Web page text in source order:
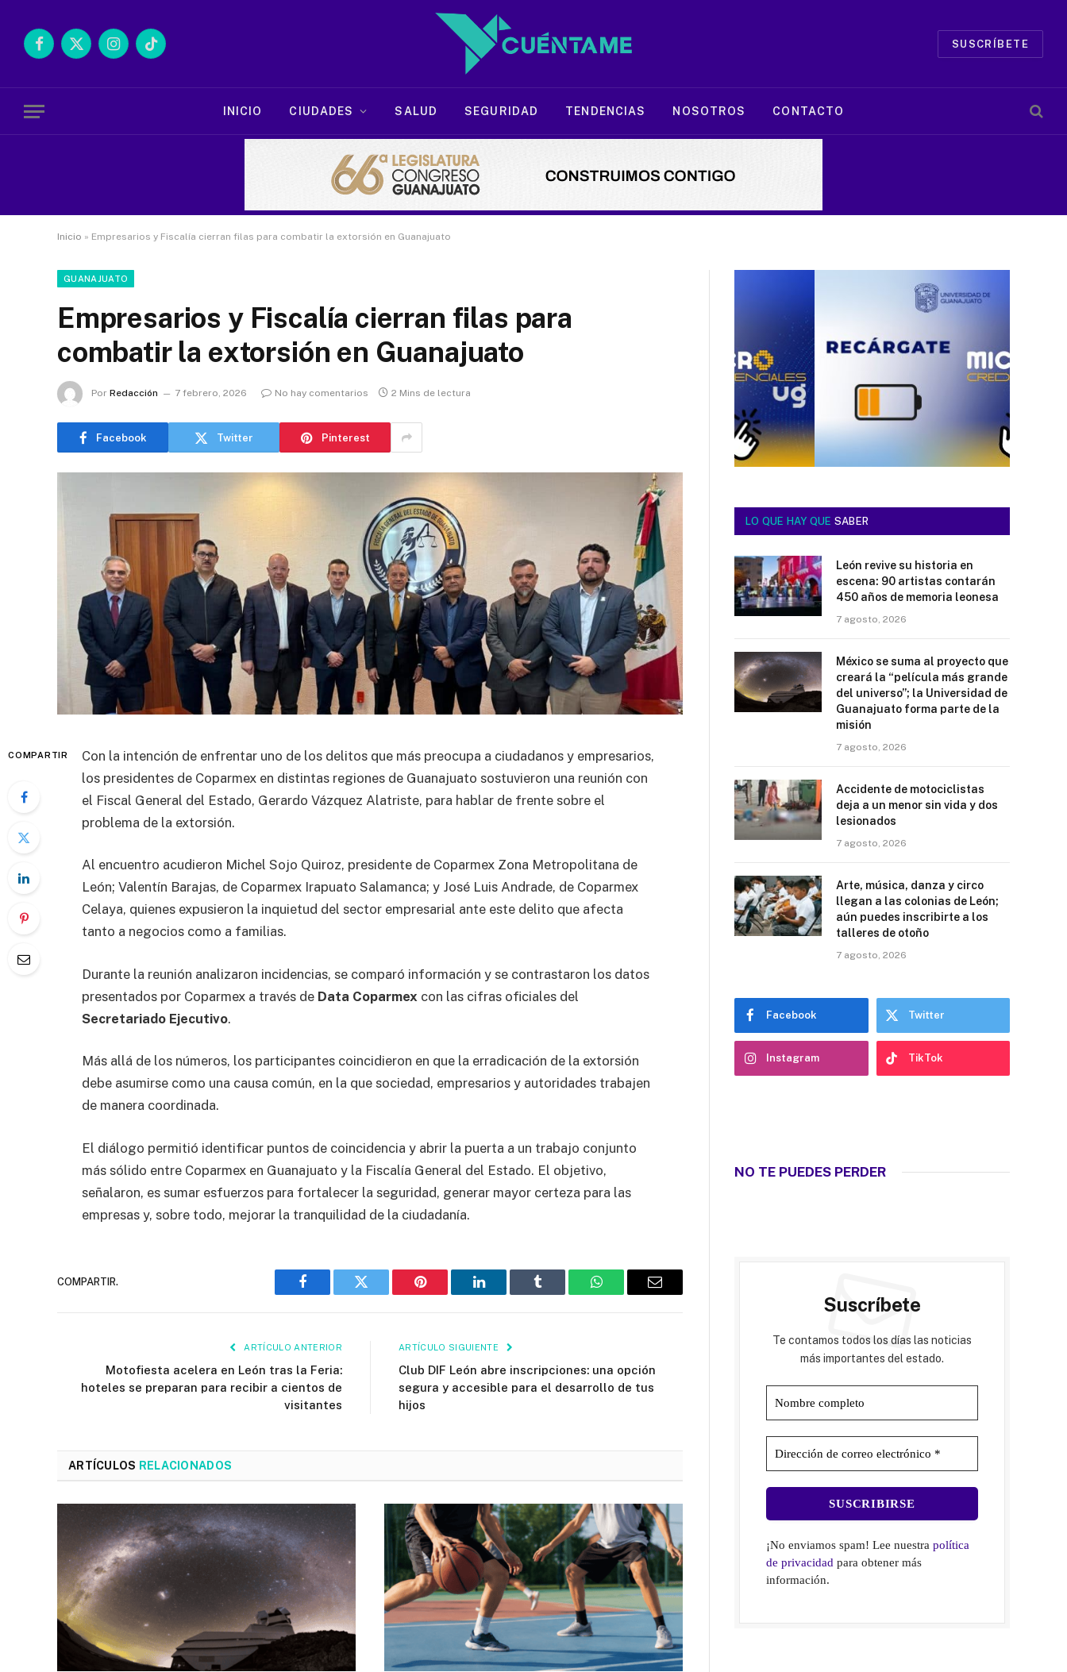
Facebook
X
InstagramTikTok
SUSCRÍBETE
INICIO CIUDADES SALUD SEGURIDAD TENDENCIAS NOSOTROS CONTACTO
Inicio » Empresarios y Fiscalía cierran filas para combatir la extorsión en Guanajuato
GUANAJUATO
Empresarios y Fiscalía cierran filas para
combatir la extorsión en Guanajuato
Por Redacción 7 febrero, 2026 No hay comentarios 2 Mins de lectura
Facebook Twitter Pinterest
COMPARTIR
Con la intención de enfrentar uno de los delitos que más preocupa a ciudadanos y empresarios,
los presidentes de Coparmex en distintas regiones de Guanajuato sostuvieron una reunión con
el Fiscal General del Estado, Gerardo Vázquez Alatriste, para hablar de frente sobre el
problema de la extorsión.
Al encuentro acudieron Michel Sojo Quiroz, presidente de Coparmex Zona Metropolitana de
León; Valentín Barajas, de Coparmex Irapuato Salamanca; y José Luis Andrade, de Coparmex
Celaya, quienes expusieron la inquietud del sector empresarial ante este delito que afecta
tanto a negocios como a familias.
Durante la reunión analizaron incidencias, se comparó información y se contrastaron los datos
presentados por Coparmex a través de Data Coparmex con las cifras oficiales del
Secretariado Ejecutivo.
Más allá de los números, los participantes coincidieron en que la erradicación de la extorsión
debe asumirse como una causa común, en la que sociedad, empresarios y autoridades trabajen
de manera coordinada.
El diálogo permitió identificar puntos de coincidencia y abrir la puerta a un trabajo conjunto
más sólido entre Coparmex en Guanajuato y la Fiscalía General del Estado. El objetivo,
señalaron, es sumar esfuerzos para fortalecer la seguridad, generar mayor certeza para las
empresas y, sobre todo, mejorar la tranquilidad de la ciudadanía.
COMPARTIR.
Facebook Twitter Pinterest LinkedIn Tumblr WhatsAppEmail
ARTÍCULO ANTERIOR
Motofiesta acelera en León tras la Feria:
hoteles se preparan para recibir a cientos de
visitantes
ARTÍCULO SIGUIENTE
Club DIF León abre inscripciones: una opción
segura y accesible para el desarrollo de tus
hijos
ARTÍCULOS RELACIONADOS
LO QUE HAY QUE SABER
León revive su historia en
escena: 90 artistas contarán
450 años de memoria leonesa
7 agosto, 2026
México se suma al proyecto que
creará la “película más grande
del universo”; la Universidad de
Guanajuato forma parte de la
misión
7 agosto, 2026
Accidente de motociclistas
deja a un menor sin vida y dos
lesionados
7 agosto, 2026
Arte, música, danza y circo
llegan a las colonias de León;
aún puedes inscribirte a los
talleres de otoño
7 agosto, 2026
Facebook Twitter
Instagram TikTok
NO TE PUEDES PERDER
Suscríbete
Te contamos todos los días las noticias
más importantes del estado.
¡No enviamos spam! Lee nuestrapolítica
de privacidad para obtener más
información.